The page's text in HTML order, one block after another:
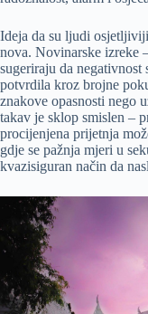
Ideja da su ljudi
nova. Novinarske izreke
sugeriraju da
potvrdila kroz brojne
znakove opasnosti nego
takav je sklop smislen –
procijenjena prijetnja
gdje se pažnja mjeri u
kvazisiguran način da